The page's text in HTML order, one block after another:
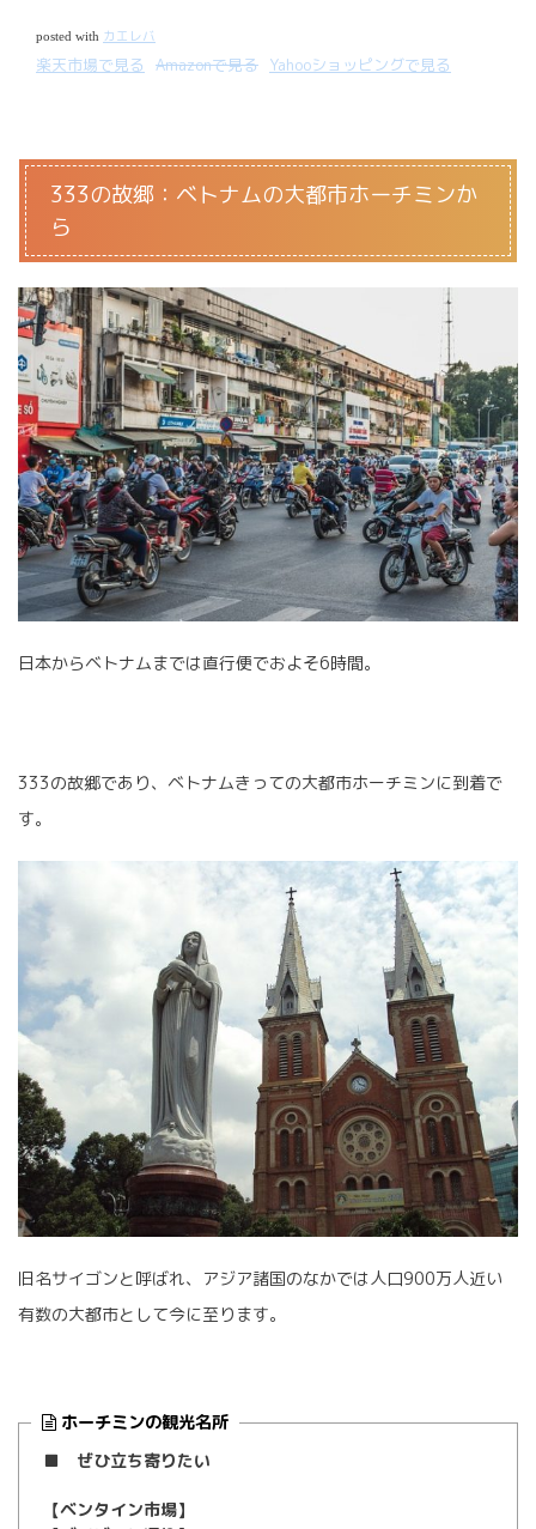
posted with カエレバ
楽天市場で見る Amazonで見る Yahooショッピングで見る
333の故郷：ベトナムの大都市ホーチミンか
ら
日本からベトナムまでは直行便でおよそ6時間。
333の故郷であり、ベトナムきっての大都市ホーチミンに到着で
す。
旧名サイゴンと呼ばれ、アジア諸国のなかでは人口900万人近い
有数の大都市として今に至ります。
ホーチミンの観光名所
■ ぜひ立ち寄りたい
【ベンタイン市場】